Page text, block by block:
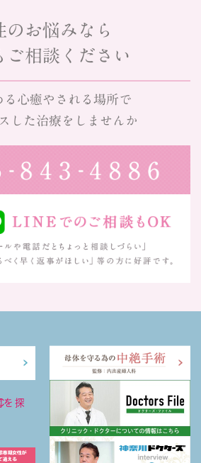
のお悩みなら
ご相談ください
る心癒やされる場所で
した治療をしませんか